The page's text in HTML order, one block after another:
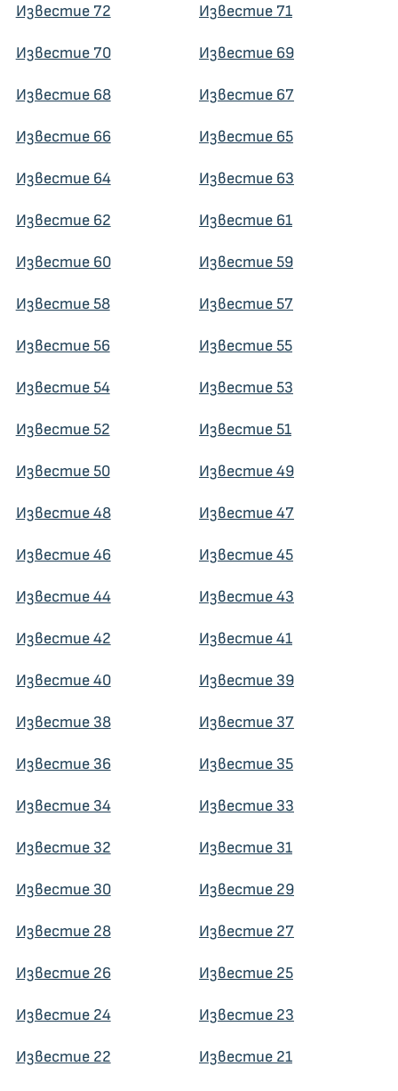
Известие 72 Известие 71
Известие 70 Известие 69
Известие 68 Известие 67
Известие 66 Известие 65
Известие 64 Известие 63
Известие 62 Известие 61
Известие 60 Известие 59
Известие 58 Известие 57
Известие 56 Известие 55
Известие 54 Известие 53
Известие 52 Известие 51
Известие 50 Известие 49
Известие 48 Известие 47
Известие 46 Известие 45
Известие 44 Известие 43
Известие 42 Известие 41
Известие 40 Известие 39
Известие 38 Известие 37
Известие 36 Известие 35
Известие 34 Известие 33
Известие 32 Известие 31
Известие 30 Известие 29
Известие 28 Известие 27
Известие 26 Известие 25
Известие 24 Известие 23
Известие 22 Известие 21